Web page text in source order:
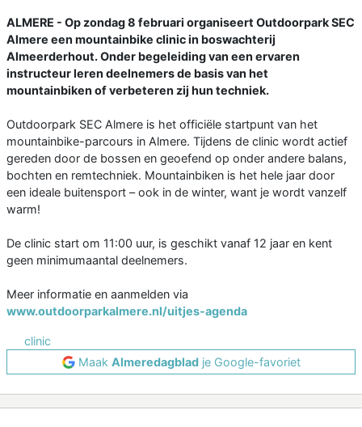
ALMERE - Op zondag 8 februari organiseert Outdoorpark SEC
Almere een mountainbike clinic in boswachterij
Almeerderhout. Onder begeleiding van een ervaren
instructeur leren deelnemers de basis van het
mountainbiken of verbeteren zij hun techniek.
Outdoorpark SEC Almere is het officiële startpunt van het
mountainbike-parcours in Almere. Tijdens de clinic wordt actief
gereden door de bossen en geoefend op onder andere balans,
bochten en remtechniek. Mountainbiken is het hele jaar door
een ideale buitensport – ook in de winter, want je wordt vanzelf
warm!
De clinic start om 11:00 uur, is geschikt vanaf 12 jaar en kent
geen minimumaantal deelnemers.
Meer informatie en aanmelden via
www.outdoorparkalmere.nl/uitjes-agenda
clinic
Maak Almeredagbladje Google-favoriet